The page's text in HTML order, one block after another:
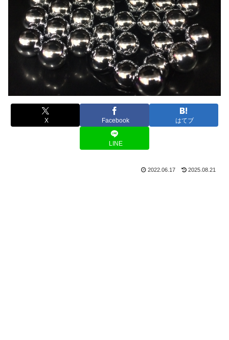
X Facebook はてブ
LINE
2022.06.17 2025.08.21